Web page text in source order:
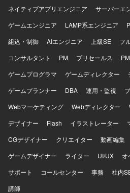
ネイティブアプリエンジニア
サーバーエ
ゲームエンジニア
LAMP系エンジニア
組込・制御
AIエンジニア 上級SE
フ
コンサルタント
PM プリセールス
ゲームプログラマ
ゲームディレクター
ゲームプランナー
DBA 運用・監視
Webマーケティング
Webディレクター
デザイナー
Flash イラストレーター
CGデザイナー
クリエイター 動画編集
ゲームデザイナー
ライター UI/UX オ
サポート
コールセンター 事務 社内
講師